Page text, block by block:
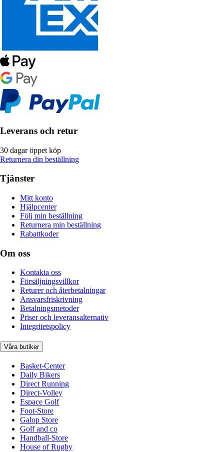
Leverans och retur
30 dagar öppet köp
Returnera din beställning
Tjänster
Mitt konto
Hjälpcenter
Följ min beställning
Returnera min beställning
Rabattkoder
Om oss
Kontakta oss
Försäljningsvillkor
Returer och återbetalningar
Ansvarsfriskrivning
Betalningsmetoder
Priser och leveransalternativ
Integritetspolicy
Våra butiker
Basket-Center
Daily Bikers
Direct Running
Direct-Volley
Espace Golf
Foot-Store
Galop Store
Golf and co
Handball-Store
House of Rugby